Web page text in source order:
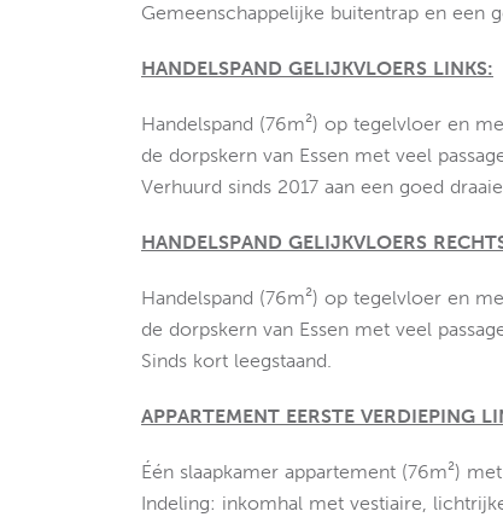
Gemeenschappelijke buitentrap en een
HANDELSPAND GELIJKVLOERS LINKS:
Handelspand (76m²) op tegelvloer en
de dorpskern van Essen met veel
Verhuurd sinds 2017 aan een goed
HANDELSPAND GELIJKVLOERS
Handelspand (76m²) op tegelvloer en
de dorpskern van Essen met veel
Sinds kort leegstaand.
APPARTEMENT EERSTE VERDIEPING
Één slaapkamer appartement (76m²)
Indeling: inkomhal met vestiaire,